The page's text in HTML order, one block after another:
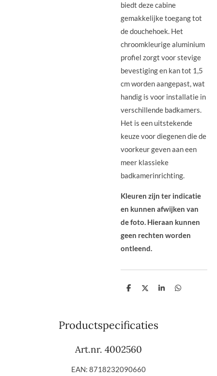
biedt deze cabine
gemakkelijke toegang tot
de douchehoek. Het
chroomkleurige aluminium
profiel zorgt voor stevige
bevestiging en kan tot 1,5
cm worden aangepast, wat
handig is voor installatie in
verschillende badkamers.
Het is een uitstekende
keuze voor diegenen die de
voorkeur geven aan een
meer klassieke
badkamerinrichting.
Kleuren zijn ter indicatie
en kunnen afwijken van
de foto. Hieraan kunnen
geen rechten worden
ontleend.
D
n
D
S
D
Productspecificaties
Art.nr. 4002560
EAN: 8718232090660